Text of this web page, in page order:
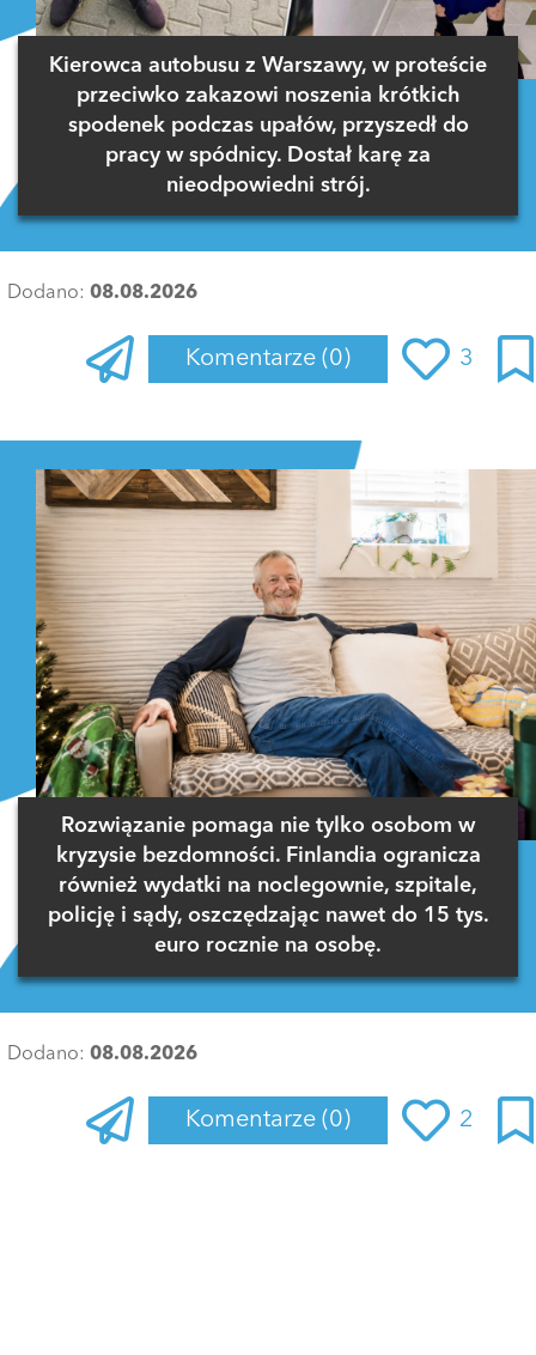
Kierowca autobusu z Warszawy, w proteście
przeciwko zakazowi noszenia krótkich
spodenek podczas upałów, przyszedł do
pracy w spódnicy. Dostał karę za
nieodpowiedni strój.
Dodano: 08.08.2026
Komentarze (0) 3
Rozwiązanie pomaga nie tylko osobom w
kryzysie bezdomności. Finlandia ogranicza
również wydatki na noclegownie, szpitale,
policję i sądy, oszczędzając nawet do 15 tys.
euro rocznie na osobę.
Dodano: 08.08.2026
Komentarze (0) 2